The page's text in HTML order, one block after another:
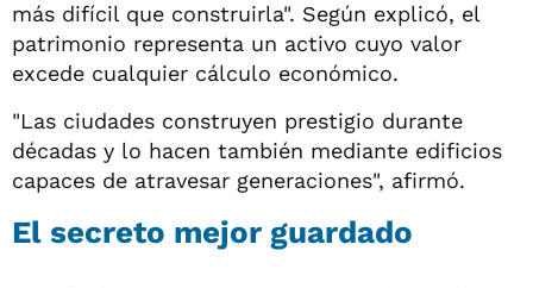
más difícil que construirla". Según explicó, el
patrimonio representa un activo cuyo valor
excede cualquier cálculo económico.
"Las ciudades construyen prestigio durante
décadas y lo hacen también mediante edificios
capaces de atravesar generaciones", afirmó.
El secreto mejor guardado